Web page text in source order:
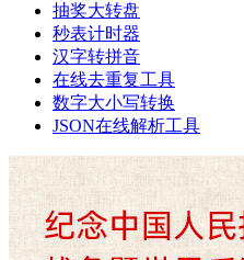
抽奖大转盘
秒表计时器
汉字转拼音
在线去重复工具
数字大小写转换
JSON在线解析工具